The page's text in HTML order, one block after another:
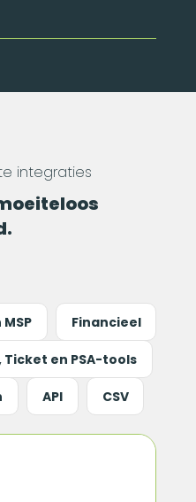
integraties
MSP Financieel
Ticket en PSA-tools
API CSV